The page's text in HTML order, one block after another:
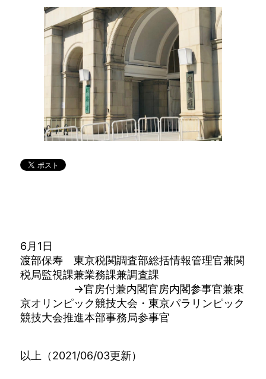
6月1日
渡部保寿 東京税関調査部総括情報管理官兼関
税局監視課兼業務課兼調査課
→官房付兼内閣官房内閣参事官兼東
京オリンピック競技大会・東京パラリンピック
競技大会推進本部事務局参事官
以上（2021/06/03更新）